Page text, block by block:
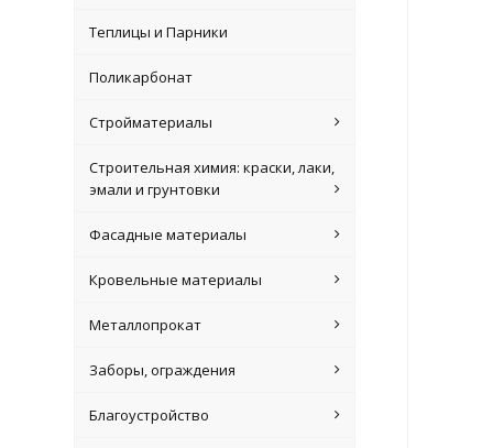
Теплицы и Парники
Поликарбонат
Стройматериалы
Строительная химия: краски, лаки,
эмали и грунтовки
Фасадные материалы
Кровельные материалы
Металлопрокат
Заборы, ограждения
Благоустройство